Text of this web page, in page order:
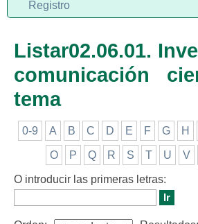
Listar02.06.01.
comunicación
tema
0-9 A B C D E F G H
O P Q R S T U V
O introducir las primeras letras:
Registro